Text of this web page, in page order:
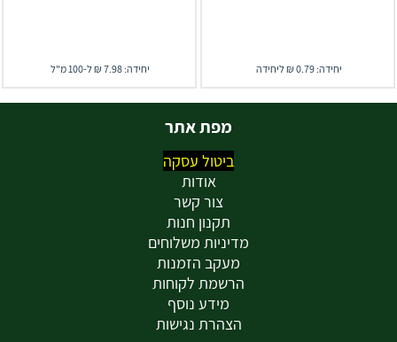
יחידה: 0.79 ₪ ליחידה יחידה: 7.98 ₪ ל-100 מ"ל
מפת אתר
ביטול עסקה
אודות
צור קשר
תקנון חנות
מדיניות משלוחים
מעקב הזמנות
הרשמת לקוחות
מידע נוסף
הצהרת נגישות